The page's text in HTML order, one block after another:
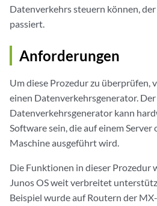
Datenverkehrs steuern können,
passiert.
Anforderungen
Um diese Prozedur zu überprüfen,
einen Datenverkehrsgenerator. Der
Datenverkehrsgenerator kann
Software sein, die auf einem
Maschine ausgeführt wird.
Die Funktionen in dieser Prozedur
Junos OS weit verbreitet
Beispiel wurde auf Routern der